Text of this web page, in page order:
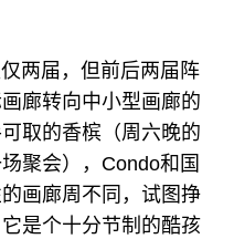
两届，但前后两届阵
廊转向中小型画廊的
取的香槟（周六晚的
聚会），Condo和国
画廊周不同，试图挣
是个十分节制的酷孩